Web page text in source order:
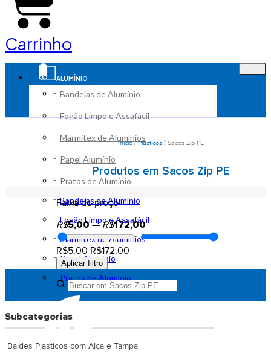
Carrinho
ALUMÍNIO
Bandejas de Alumínio
Fogão Limpo e Assafácil
Marmitex de Alumínios
Papel Alumínio
Pratos de Alumínio
Bandejas de Alumínio
Fogão Limpo e Assafácil
Marmitex de Alumínios
Papel Alumínio
Pratos de Alumínio
Início/Plásticos / Sacos Zip PE
Produtos em Sacos Zip PE
Faixa de preço
R$5,00 — R$172,00
R$5,00 R$172,00
Aplicar filtro
Subcategorias
Baldes Plásticos com Alça e Tampa